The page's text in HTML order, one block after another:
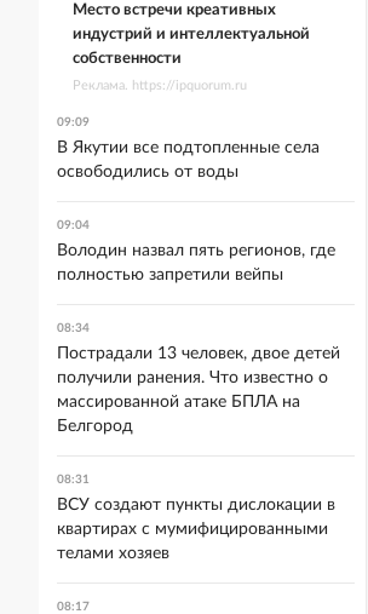
Место встречи креативных
индустрий и интеллектуальной
собственности
Реклама. https://ipquorum.ru
09:09
В Якутии все подтопленные села
освободились от воды
09:04
Володин назвал пять регионов, где
полностью запретили вейпы
08:34
Пострадали 13 человек, двое детей
получили ранения. Что известно о
массированной атаке БПЛА на
Белгород
08:31
ВСУ создают пункты дислокации в
квартирах с мумифицированными
телами хозяев
08:17